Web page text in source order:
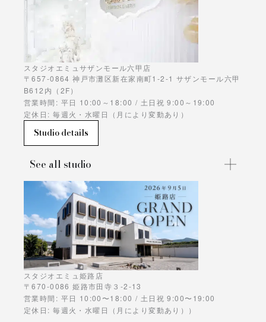
スタジオエミュサザンモール六甲店
〒657-0864 神戸市灘区新在家南町1-2-1 サザンモール六甲
B612内（2F）
営業時間: 平日 10:00～18:00 / 土日祝 9:00～19:00
定休日: 毎週火・水曜日（月により変動あり）
Studio details
See all studio
スタジオエミュ姫路店
〒670-0086 姫路市田寺３-2-13
営業時間: 平日 10:00〜18:00 / 土日祝 9:00〜19:00
定休日: 毎週火・水曜日（月により変動あり））